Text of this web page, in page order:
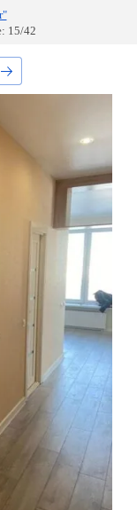
15/42